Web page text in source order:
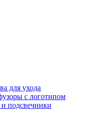
для ухода
с логотипом
подсвечники